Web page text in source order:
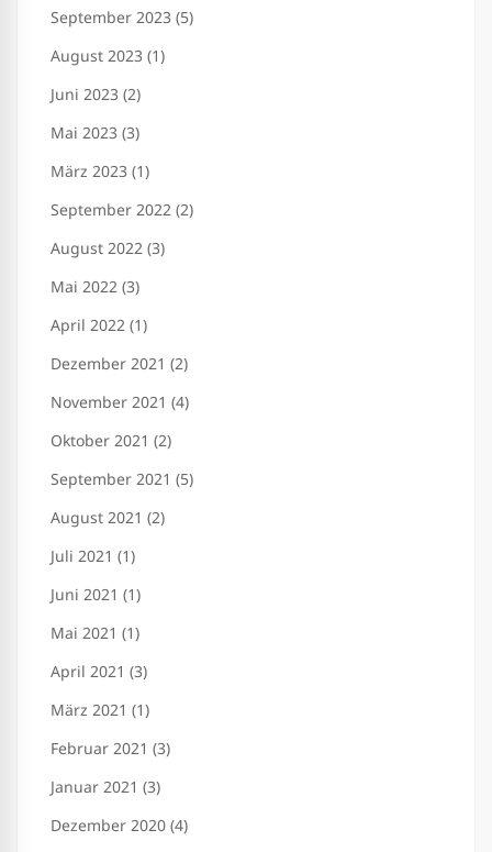
September 2023 (5)
August 2023 (1)
Juni 2023 (2)
Mai 2023 (3)
März 2023 (1)
September 2022 (2)
August 2022 (3)
Mai 2022 (3)
April 2022 (1)
Dezember 2021 (2)
November 2021 (4)
Oktober 2021 (2)
September 2021 (5)
August 2021 (2)
Juli 2021 (1)
Juni 2021 (1)
Mai 2021 (1)
April 2021 (3)
März 2021 (1)
Februar 2021 (3)
Januar 2021 (3)
Dezember 2020 (4)